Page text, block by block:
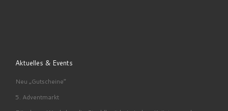
Aktuelles & Events
Neu „Gutscheine“
5. Adventmarkt